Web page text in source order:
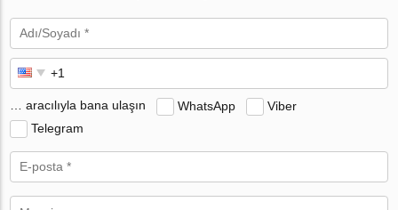
… aracılıyla bana ulaşın WhatsApp
Viber
Telegram